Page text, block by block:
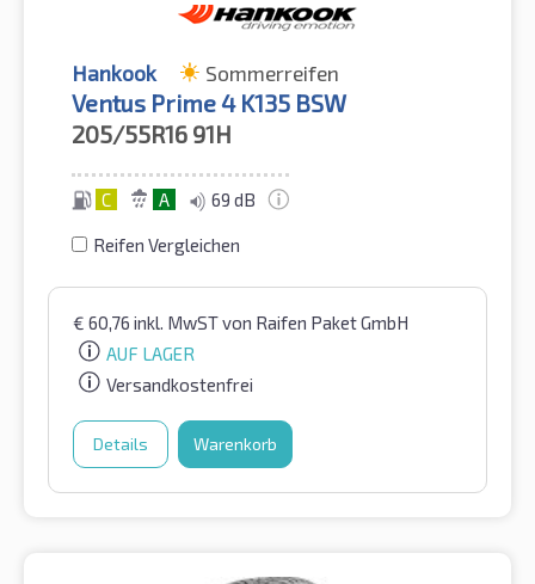
Hankook Sommerreifen
Ventus Prime 4 K135 BSW
205/55R16 91H
C A 69 dB
Reifen Vergleichen
€ 60,76 inkl. MwSTvon Raifen Paket GmbH
AUF LAGER
Versandkostenfrei
Details Warenkorb